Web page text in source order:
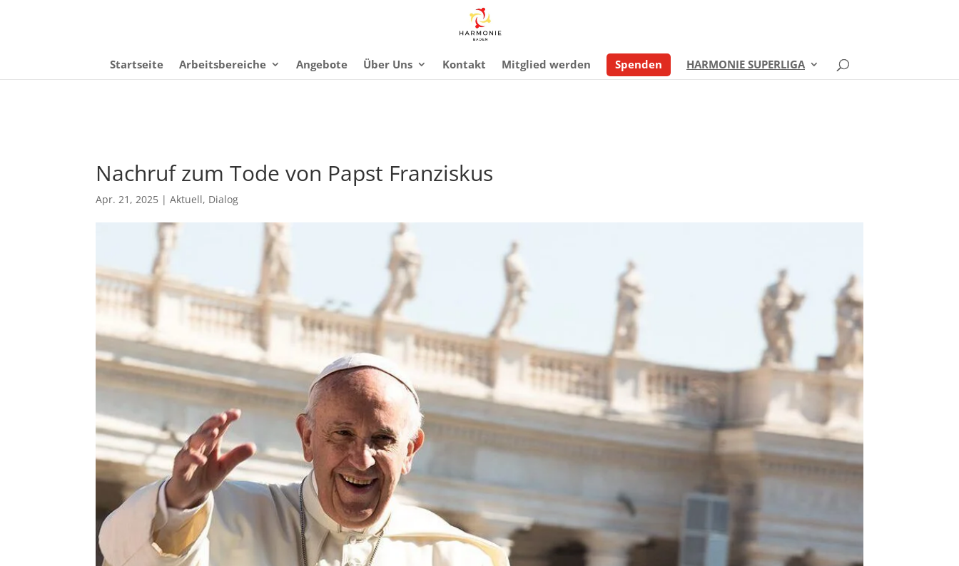
Startseite Arbeitsbereiche Angebote Über Uns Kontakt Mitglied werden Spenden HARMONIE SUPERLIGA
Nachruf zum Tode von Papst Franziskus
Apr. 21, 2025 |Aktuell, Dialog